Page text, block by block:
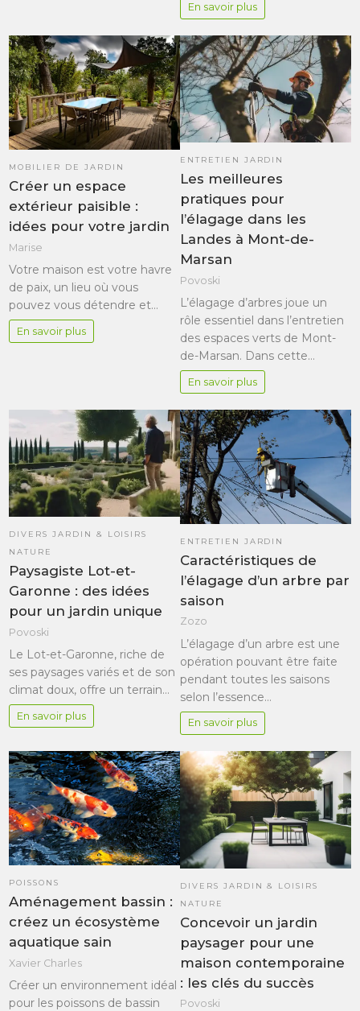
En savoir plus
MOBILIER DE JARDIN
Créer un espace
extérieur paisible :
idées pour votre jardin
Marise
Votre maison est votre havre
de paix, un lieu où vous
pouvez vous détendre et…
En savoir plus
ENTRETIEN JARDIN
Les meilleures
pratiques pour
l’élagage dans les
Landes à Mont-de-
Marsan
Povoski
L’élagage d’arbres joue un
rôle essentiel dans l’entretien
des espaces verts de Mont-
de-Marsan. Dans cette…
En savoir plus
DIVERS JARDIN & LOISIRS
NATURE
Paysagiste Lot-et-
Garonne : des idées
pour un jardin unique
Povoski
Le Lot-et-Garonne, riche de
ses paysages variés et de son
climat doux, offre un terrain…
En savoir plus
ENTRETIEN JARDIN
Caractéristiques de
l’élagage d’un arbre par
saison
Zozo
L’élagage d’un arbre est une
opération pouvant être faite
pendant toutes les saisons
selon l’essence…
En savoir plus
POISSONS
Aménagement bassin :
créez un écosystème
aquatique sain
Xavier Charles
Créer un environnement idéal
pour les poissons de bassin
DIVERS JARDIN & LOISIRS
NATURE
Concevoir un jardin
paysager pour une
maison contemporaine
: les clés du succès
Povoski